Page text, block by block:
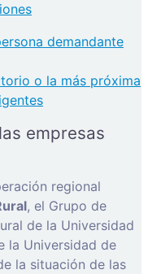
demandante
o la más próxima
empresas
regional
, el Grupo de
de la Universidad
la Universidad de
la situación de las